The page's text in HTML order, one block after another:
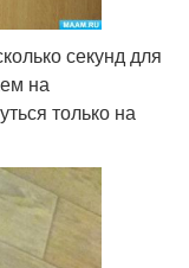
секунд для
на
только на